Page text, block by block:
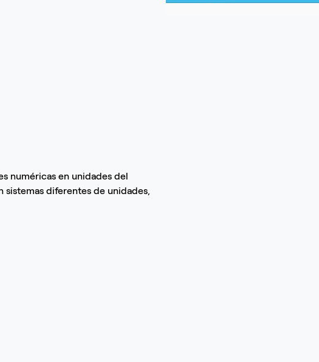
numéricas en unidades del
sistemas diferentes de unidades,